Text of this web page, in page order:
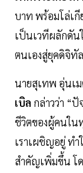
บาท พร้อมโล่เกี
เป็นเวทีผลักดัน
ตนเองสู่ยุคดิจิทั
นายสุเทพ อุ่นเ
เบิล กล่าวว่า “
ชีวิตของผู้คนใน
เราเผชิญอยู่ ท
สำคัญเพิ่มขึ้น โด